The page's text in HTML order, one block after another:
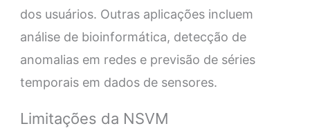
dos usuários. Outras aplicações incluem
análise de bioinformática, detecção de
anomalias em redes e previsão de séries
temporais em dados de sensores.
Limitações da NSVM